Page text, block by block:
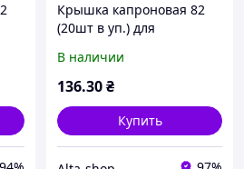
Крышка капроновая 82
(20шт в уп.) для
В наличии
136.30₴
Купить